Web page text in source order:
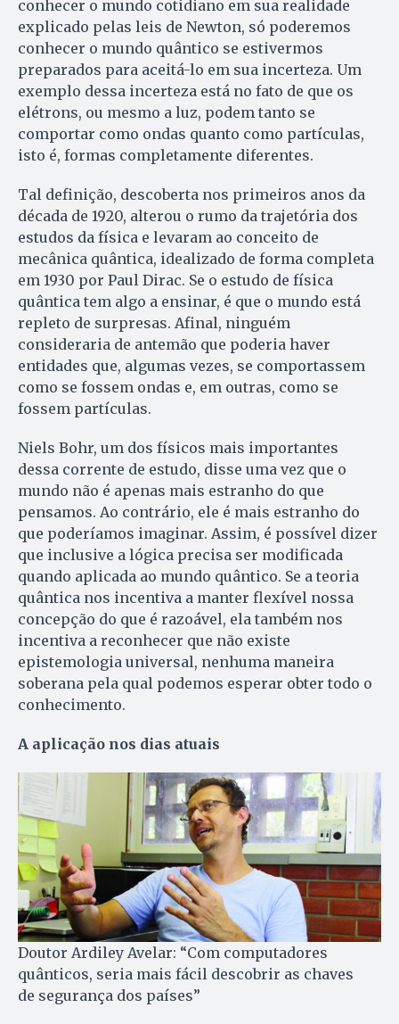
conhecer o mundo cotidiano em sua realidade
explicado pelas leis de Newton, só poderemos
conhecer o mundo quântico se estivermos
preparados para aceitá-lo em sua incerteza. Um
exemplo dessa incerteza está no fato de que os
elétrons, ou mesmo a luz, podem tanto se
comportar como ondas quanto como partículas,
isto é, formas completamente diferentes.
Tal definição, descoberta nos primeiros anos da
década de 1920, alterou o rumo da trajetória dos
estudos da física e levaram ao conceito de
mecânica quântica, idealizado de forma completa
em 1930 por Paul Dirac. Se o estudo de física
quântica tem algo a ensinar, é que o mundo está
repleto de surpresas. Afinal, ninguém
consideraria de antemão que poderia haver
entidades que, algumas vezes, se comportassem
como se fossem ondas e, em outras, como se
fossem partículas.
Niels Bohr, um dos físicos mais importantes
dessa corrente de estudo, disse uma vez que o
mundo não é apenas mais estranho do que
pensamos. Ao contrário, ele é mais estranho do
que poderíamos imaginar. Assim, é possível dizer
que inclusive a lógica precisa ser modificada
quando aplicada ao mundo quântico. Se a teoria
quântica nos incentiva a manter flexível nossa
concepção do que é razoável, ela também nos
incentiva a reconhecer que não existe
epistemologia universal, nenhuma maneira
soberana pela qual podemos esperar obter todo o
conhecimento.
A aplicação nos dias atuais
Doutor Ardiley Avelar: “Com computadores
quânticos, seria mais fácil descobrir as chaves
de segurança dos países”